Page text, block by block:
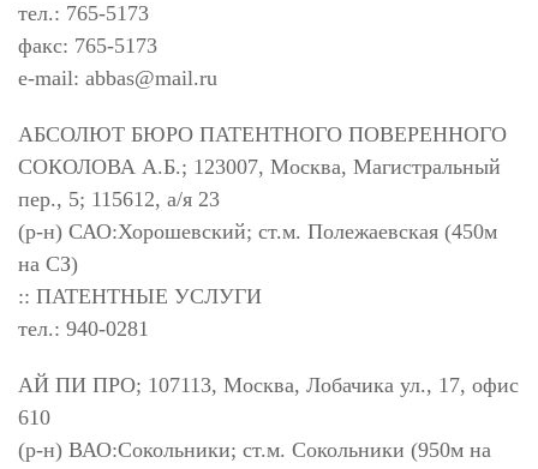
тел.: 765-5173
факс: 765-5173
e-mail: abbas@mail.ru
АБСОЛЮТ БЮРО ПАТЕНТНОГО ПОВЕРЕННОГО
СОКОЛОВА А.Б.; 123007, Москва, Магистральный
пер., 5; 115612, а/я 23
(р-н) САО:Хорошевский; ст.м. Полежаевская (450м
на СЗ)
:: ПАТЕНТНЫЕ УСЛУГИ
тел.: 940-0281
АЙ ПИ ПРО; 107113, Москва, Лобачика ул., 17, офис
610
(р-н) ВАО:Сокольники; ст.м. Сокольники (950м на